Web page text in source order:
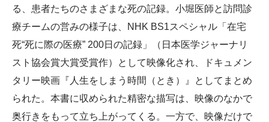
る、患者たちのさまざまな死の記録。小堀医師と訪問診
療チームの営みの様子は、NHK BS1スペシャル「在宅
死“死に際の医療” 200日の記録」（日本医学ジャーナリ
スト協会賞大賞受賞作）として映像化され、ドキュメン
タリー映画『人生をしまう時間（とき）』としてまとめ
られた。本書に収められた精密な描写は、映像のなかで
奥行きをもって立ち上がってくる。一方で、映像だけで